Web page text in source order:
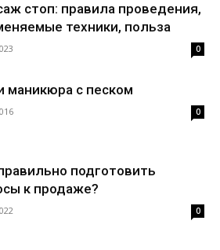
стоп: правила проведения,
техники, польза
0
маникюра с песком
0
подготовить
к продаже?
0